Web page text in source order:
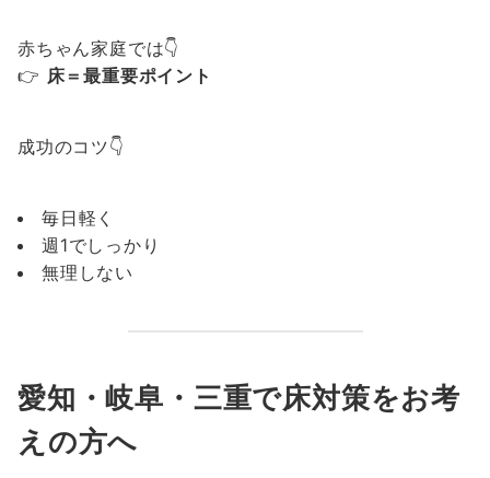
赤ちゃん家庭では👇
👉 床＝最重要ポイント
成功のコツ👇
毎日軽く
週1でしっかり
無理しない
愛知・岐阜・三重で床対策をお考
えの方へ